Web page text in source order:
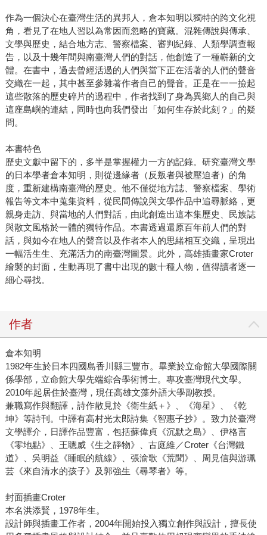
作為一個決心在臺灣生活的異邦人，倉本知明以獨特的跨文化視
角，看見了在地人習以為常因而忽略的寶藏。混雜傳說與傳承、
文學與歷史，結合地方志、警察檔案、審判紀錄、人類學調查報
告，以及十幾年間與南臺灣人們的對話，他創造了一種嶄新的文
體。在書中，過去曾經活過的人們與當下正在活著的人們的聲音
交織在一起，其中甚至參雜著作者自己的聲音。正是在一一撿起
這些散落的歷史碎片的過程中，作者找到了身為異鄉人的自己與
這座島嶼的連結，同時也向我們發出「如何生存於此刻？」的疑
問。
本書特色
歷史文獻中留下的，多半是掌握權力一方的記錄。研究臺灣文學
的日本學者倉本知明，則從邊緣者（反叛者與被壓迫者）的角
度，重新建構南臺灣的歷史。他不僅從地方誌、警察檔案、學術
報告等文本中蒐集資料，從民間傳說與文學作品中追尋脈絡，更
親身走訪、與當地的人們對話，由此創造出這本集歷史、民族誌
與散文風格於一體的獨特作品。本書透過還原百年前人們的對
話，與如今在地人的聲音以及作者本人的思緒相互交織，呈現出
一幅活生生、充滿活力的南臺灣圖景。此外，高雄插畫家Croter
繪製的封面，生動再現了書中出現的數十種人物，值得讀者逐一
細心尋找。
作者
倉本知明
1982年生於日本四國島香川縣三豐市。畢業於立命館大學國際關
係學部，立命館大學先端綜合學術博士。專攻臺灣現代文學。
2010年起居住於臺灣，現任高雄文藻外語大學副教授。
兼職寫作與翻譯，詩作散見於《衛生紙＋》、《海星》、《乾
坤》等詩刊。中譯有高村光太郎詩集《智惠子抄》。致力於臺灣
文學譯介，日譯作品豐富，包括蘇偉貞《沉默之島》、伊格言
《零地點》、王聰威《生之靜物》、古庭維／Croter《台灣鐵
道》、吳明益《睡眠的航線》、張渝歌《荒聞》、周見信與游珮
芸《來自清水的孩子》及郭強生《尋琴者》等。
封面插畫Croter
本名洪添賢，1978年生。
設計師與插畫工作者，2004年開始投入獨立創作與設計，擅長使